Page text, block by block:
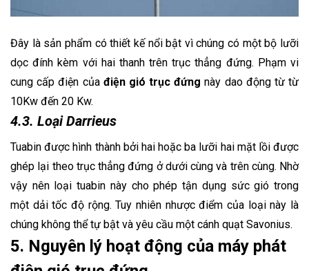
Đây là sản phẩm có thiết kế nổi bật vì chúng có một bộ lưỡi
dọc đính kèm với hai thanh trên trục thẳng đứng. Phạm vi
cung cấp điện của điện gió trục đứng này dao động từ từ
10Kw đến 20 Kw.
4.3. Loại Darrieus
Tuabin được hình thành bởi hai hoặc ba lưỡi hai mặt lồi được
ghép lại theo trục thẳng đứng ở dưới cùng và trên cùng. Nhờ
vậy nên loại tuabin này cho phép tận dụng sức gió trong
một dải tốc độ rộng. Tuy nhiên nhược điểm của loại này là
chúng không thể tự bật và yêu cầu một cánh quạt Savonius.
5. Nguyên lý hoạt động của máy phát